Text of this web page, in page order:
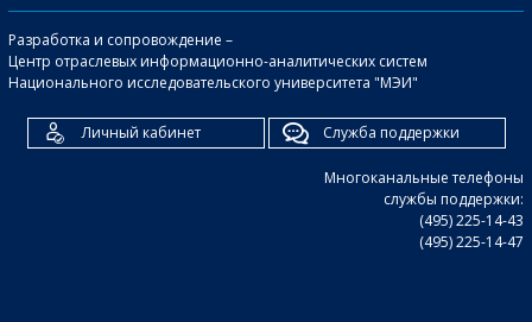
Разработка и сопровождение –
Центр отраслевых информационно-аналитических систем
Национального исследовательского университета "МЭИ"
Личный кабинет Служба поддержки
Многоканальные телефоны
службы поддержки:
(495) 225-14-43
(495) 225-14-47